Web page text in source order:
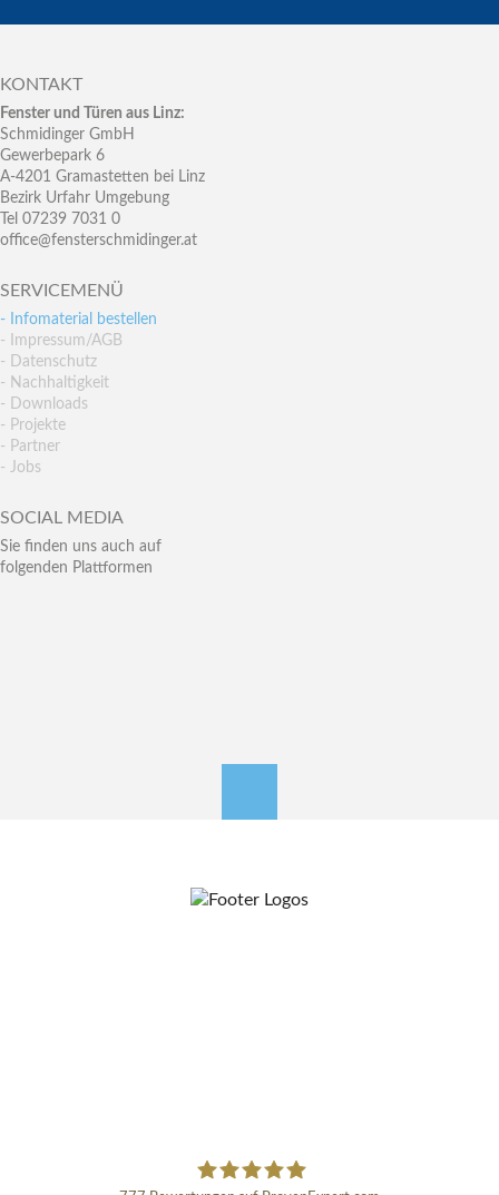
KONTAKT
Fenster und Türen aus Linz:
Schmidinger GmbH
Gewerbepark 6
A-4201 Gramastetten bei Linz
Bezirk Urfahr Umgebung
Tel 07239 7031 0
office@fensterschmidinger.at
SERVICEMENÜ
- Infomaterial bestellen
- Impressum/AGB
- Datenschutz
- Nachhaltigkeit
- Downloads
- Projekte
- Partner
- Jobs
SOCIAL MEDIA
Sie finden uns auch auf
folgenden Plattformen